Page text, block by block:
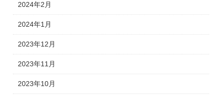
2024年2月
2024年1月
2023年12月
2023年11月
2023年10月